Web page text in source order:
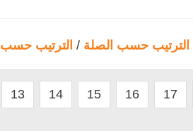
الترتيب حسب الصلة / الترتيب حسب
13 14 15 16 17